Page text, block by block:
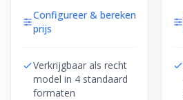
Configureer & bereken
prijs
Verkrijgbaar als recht
model in 4 standaard
formaten